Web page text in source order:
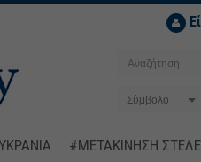
Σύμβολο
#ΜΕΤΑΚΙΝΗΣΗ